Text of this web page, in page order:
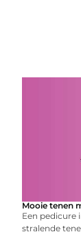
Mooie tenen
Een pedicure
stralende